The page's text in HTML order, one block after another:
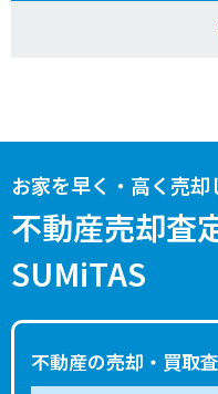
お家を早く・高く売却
不動産売却査
SUMiTAS
不動産の売却・買取